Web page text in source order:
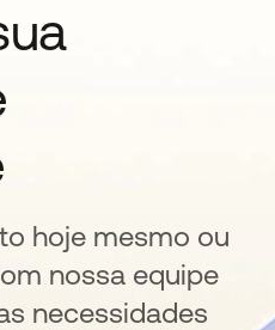
hoje mesmo ou
nossa equipe
necessidades